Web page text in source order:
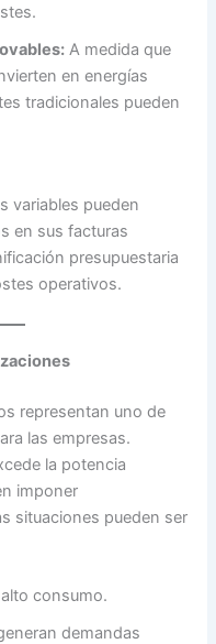
A medida que
en energías
tradicionales pueden
variables pueden
en sus facturas
presupuestaria
operativos.
representan uno de
las empresas.
la potencia
imponer
situaciones pueden ser
consumo.
demandas